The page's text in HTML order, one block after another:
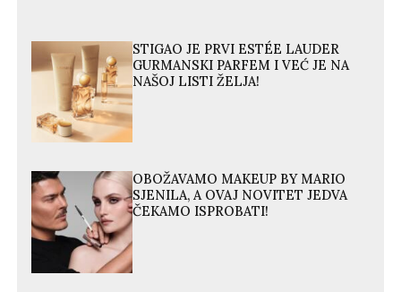
STIGAO JE PRVI ESTÉE LAUDER
GURMANSKI PARFEM I VEĆ JE NA
NAŠOJ LISTI ŽELJA!
OBOŽAVAMO MAKEUP BY MARIO
SJENILA, A OVAJ NOVITET JEDVA
ČEKAMO ISPROBATI!